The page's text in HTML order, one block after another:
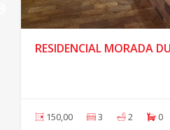
RESIDENCIAL MORADA
150,00 3 2 0